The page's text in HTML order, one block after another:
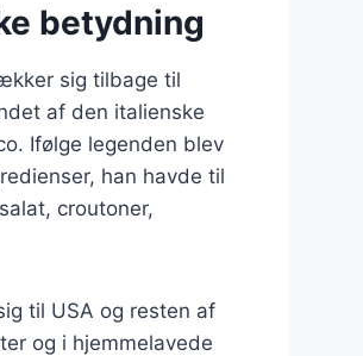
betydning
sig tilbage til
af den italienske
Ifølge legenden blev
han havde til
croutoner,
til USA og resten af
og i hjemmelavede